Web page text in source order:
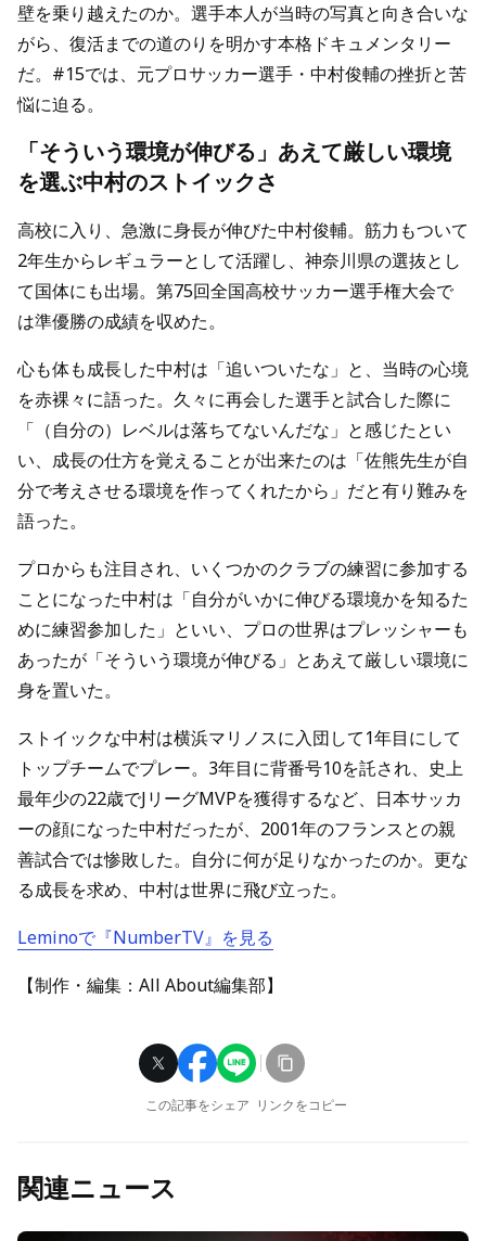
壁を乗り越えたのか。選手本人が当時の写真と向き合いな
がら、復活までの道のりを明かす本格ドキュメンタリー
だ。#15では、元プロサッカー選手・中村俊輔の挫折と苦
悩に迫る。
「そういう環境が伸びる」あえて厳しい環境
を選ぶ中村のストイックさ
高校に入り、急激に身長が伸びた中村俊輔。筋力もついて
2年生からレギュラーとして活躍し、神奈川県の選抜とし
て国体にも出場。第75回全国高校サッカー選手権大会で
は準優勝の成績を収めた。
心も体も成長した中村は「追いついたな」と、当時の心境
を赤裸々に語った。久々に再会した選手と試合した際に
「（自分の）レベルは落ちてないんだな」と感じたとい
い、成長の仕方を覚えることが出来たのは「佐熊先生が自
分で考えさせる環境を作ってくれたから」だと有り難みを
語った。
プロからも注目され、いくつかのクラブの練習に参加する
ことになった中村は「自分がいかに伸びる環境かを知るた
めに練習参加した」といい、プロの世界はプレッシャーも
あったが「そういう環境が伸びる」とあえて厳しい環境に
身を置いた。
ストイックな中村は横浜マリノスに入団して1年目にして
トップチームでプレー。3年目に背番号10を託され、史上
最年少の22歳でJリーグMVPを獲得するなど、日本サッカ
ーの顔になった中村だったが、2001年のフランスとの親
善試合では惨敗した。自分に何が足りなかったのか。更な
る成長を求め、中村は世界に飛び立った。
Leminoで『NumberTV』を見る
【制作・編集：All About編集部】
この記事をシェア リンクをコピー
関連ニュース